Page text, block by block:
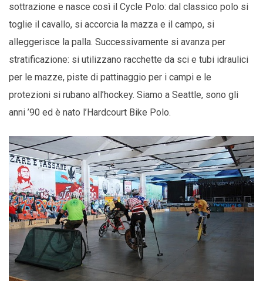
sottrazione e nasce così il Cycle Polo: dal classico polo si
toglie il cavallo, si accorcia la mazza e il campo, si
alleggerisce la palla. Successivamente si avanza per
stratificazione: si utilizzano racchette da sci e tubi idraulici
per le mazze, piste di pattinaggio per i campi e le
protezioni si rubano all’hockey. Siamo a Seattle, sono gli
anni ’90 ed è nato l’Hardcourt Bike Polo.